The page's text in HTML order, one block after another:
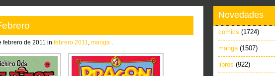
febrero de 2011 in febrero 2011 manga
Novedades
comics (1724)
manga (1507)
libros (922)